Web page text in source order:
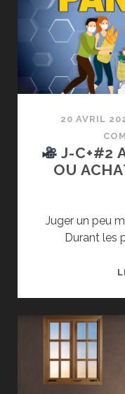
20 AVRIL
J-C+#2
OU
Juger un peu
Durant les